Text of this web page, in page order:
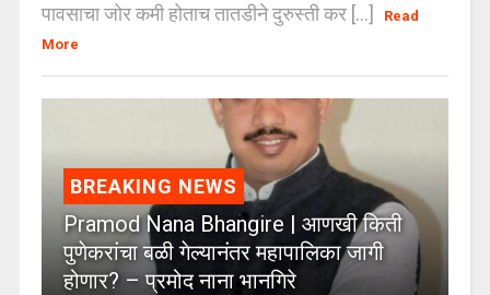
पावसाचा जोर कमी होताच तातडीने दुरुस्ती कर [...]
Read
More
BREAKING NEWS
Pramod Nana Bhangire | आणखी किती
पुणेकरांचा बळी गेल्यानंतर महापालिका जागी
होणार? – प्रमोद नाना भानगिरे